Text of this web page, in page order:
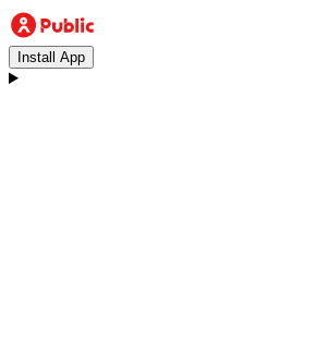
Install App